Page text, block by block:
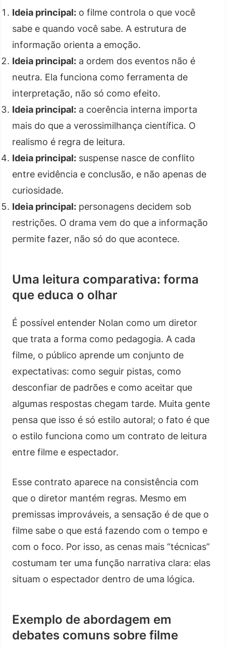
Ideia principal: o filme controla o que você
sabe e quando você sabe. A estrutura de
informação orienta a emoção.
Ideia principal: a ordem dos eventos não é
neutra. Ela funciona como ferramenta de
interpretação, não só como efeito.
Ideia principal: a coerência interna importa
mais do que a verossimilhança científica. O
realismo é regra de leitura.
Ideia principal: suspense nasce de conflito
entre evidência e conclusão, e não apenas de
curiosidade.
Ideia principal: personagens decidem sob
restrições. O drama vem do que a informação
permite fazer, não só do que acontece.
Uma leitura comparativa: forma
que educa o olhar
É possível entender Nolan como um diretor
que trata a forma como pedagogia. A cada
filme, o público aprende um conjunto de
expectativas: como seguir pistas, como
desconfiar de padrões e como aceitar que
algumas respostas chegam tarde. Muita gente
pensa que isso é só estilo autoral; o fato é que
o estilo funciona como um contrato de leitura
entre filme e espectador.
Esse contrato aparece na consistência com
que o diretor mantém regras. Mesmo em
premissas improváveis, a sensação é de que o
filme sabe o que está fazendo com o tempo e
com o foco. Por isso, as cenas mais “técnicas”
costumam ter uma função narrativa clara: elas
situam o espectador dentro de uma lógica.
Exemplo de abordagem em
debates comuns sobre filme